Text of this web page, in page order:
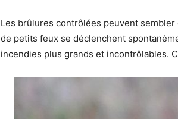
Les brûlures contrôlées peuvent
de petits feux se déclenchent
incendies plus grands et incontrôlables.